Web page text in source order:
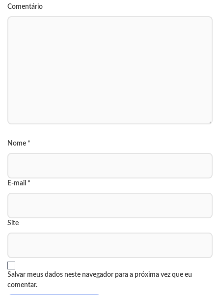
Comentário
Nome *
E-mail *
Site
Salvar meus dados neste navegador para a próxima vez que eu
comentar.